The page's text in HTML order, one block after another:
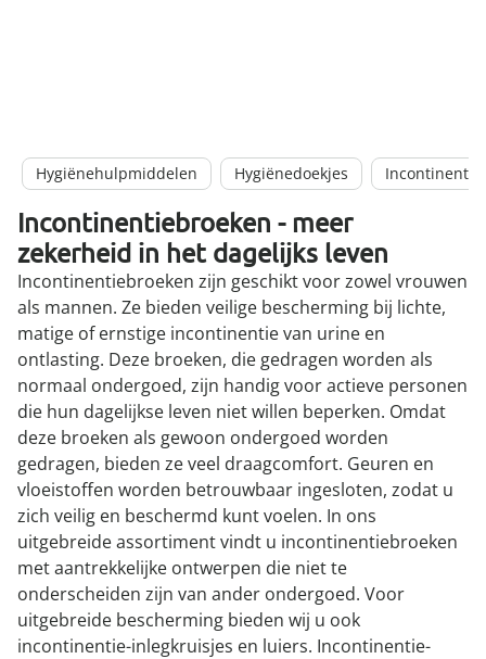
Hygiënehulpmiddelen Hygiënedoekjes
Incontinentiebroeken - meer
zekerheid in het dagelijks leven
Incontinentiebroeken zijn geschikt voor zowel vrouwen
als mannen. Ze bieden veilige bescherming bij lichte,
matige of ernstige incontinentie van urine en
ontlasting. Deze broeken, die gedragen worden als
normaal ondergoed, zijn handig voor actieve personen
die hun dagelijkse leven niet willen beperken. Omdat
deze broeken als gewoon ondergoed worden
gedragen, bieden ze veel draagcomfort. Geuren en
vloeistoffen worden betrouwbaar ingesloten, zodat u
zich veilig en beschermd kunt voelen. In ons
uitgebreide assortiment vindt u incontinentiebroeken
met aantrekkelijke ontwerpen die niet te
onderscheiden zijn van ander ondergoed. Voor
uitgebreide bescherming bieden wij u ook
incontinentie-inlegkruisjes en luiers. Incontinentie-